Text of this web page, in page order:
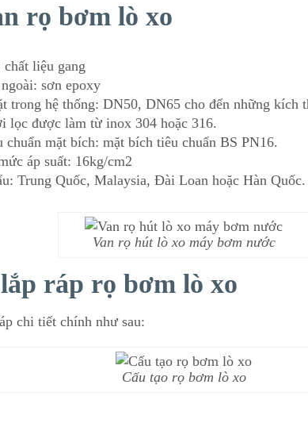
rọ bơm lò xo
liệu gang
sơn epoxy
trong hệ thống: DN50, DN65 cho đến những kích
lọc được làm từ inox 304 hoặc 316.
chuẩn mặt bích: mặt bích tiêu chuẩn BS PN16.
áp suất: 16kg/cm2
Trung Quốc, Malaysia, Đài Loan hoặc Hàn Quốc.
Van rọ hút lò xo máy bơm nước
ráp rọ bơm lò xo
chi tiết chính như sau:
Cấu tạo rọ bơm lò xo